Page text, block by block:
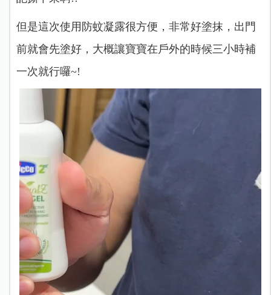
但是這次使用防蚊凝露很方便，非常好塗抹，出門
前就會先塗好，大概讓寶寶在戶外的時候三小時補
一次就行囉~!